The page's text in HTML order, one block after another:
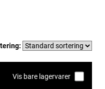
Vis bare lagervarer